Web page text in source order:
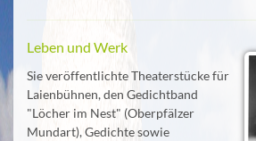
Leben und Werk
Sie veröffentlichte Theaterstücke für
Laienbühnen, den Gedichtband
"Löcher im Nest" (Oberpfälzer
Mundart), Gedichte sowie